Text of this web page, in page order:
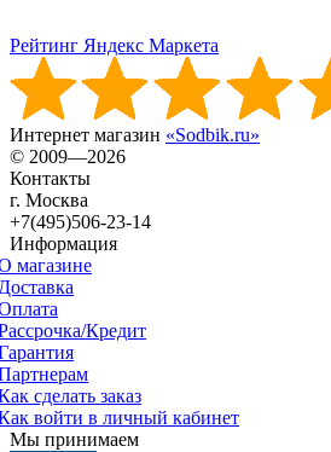
Рейтинг Яндекс Маркета
Интернет магазин «Sodbik.ru»
© 2009—2026
Контакты
г. Москва
+7(495)506-23-14
Информация
магазине
Кредит
сделать заказ
войти в личный кабинет
Мы принимаем